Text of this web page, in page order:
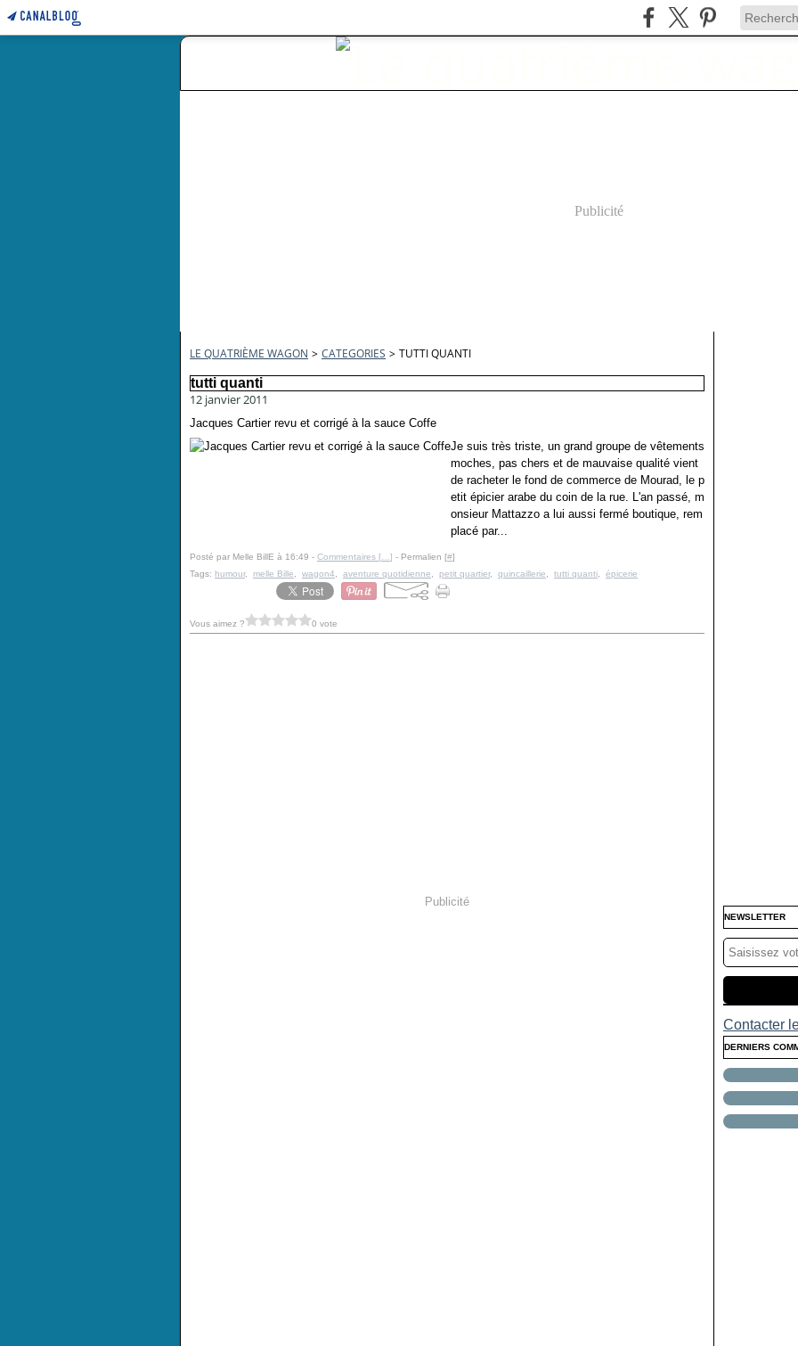
Publicité
LE QUATRIÈME WAGON > CATEGORIES > TUTTI QUANTI
tutti quanti
12 janvier 2011
Jacques Cartier revu et corrigé à la sauce Coffe
Je suis très triste, un grand groupe de vêtements
moches, pas chers et de mauvaise qualité vient
de racheter le fond de commerce de Mourad, le p
etit épicier arabe du coin de la rue. L'an passé, m
onsieur Mattazzo a lui aussi fermé boutique, rem
placé par...
Posté par Melle BillE à 16:49 - Commentaires [ ] - Permalien [#]
Tags: humour, melle Bille wagon4 aventure quotidienne petit quartier, quincaillerie tutti quanti épicerie
Vous aimez ? 0 vote
Publicité
NEWSLETTER
Contacter
DERNIERS